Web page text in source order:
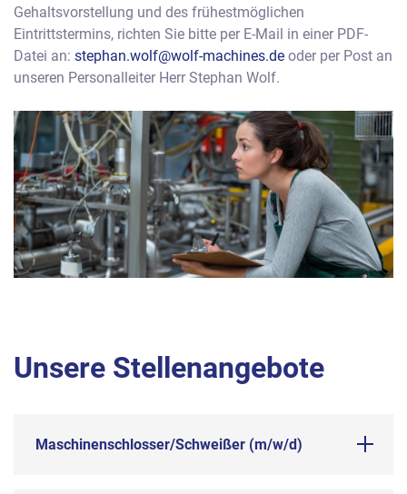
Gehaltsvorstellung und des frühestmöglichen
Eintrittstermins, richten Sie bitte per E-Mail in einer PDF-
Datei an: stephan.wolf@wolf-machines.de oder per Post an
unseren Personalleiter Herr Stephan Wolf.
Unsere Stellenangebote
Maschinenschlosser/Schweißer (m/w/d)